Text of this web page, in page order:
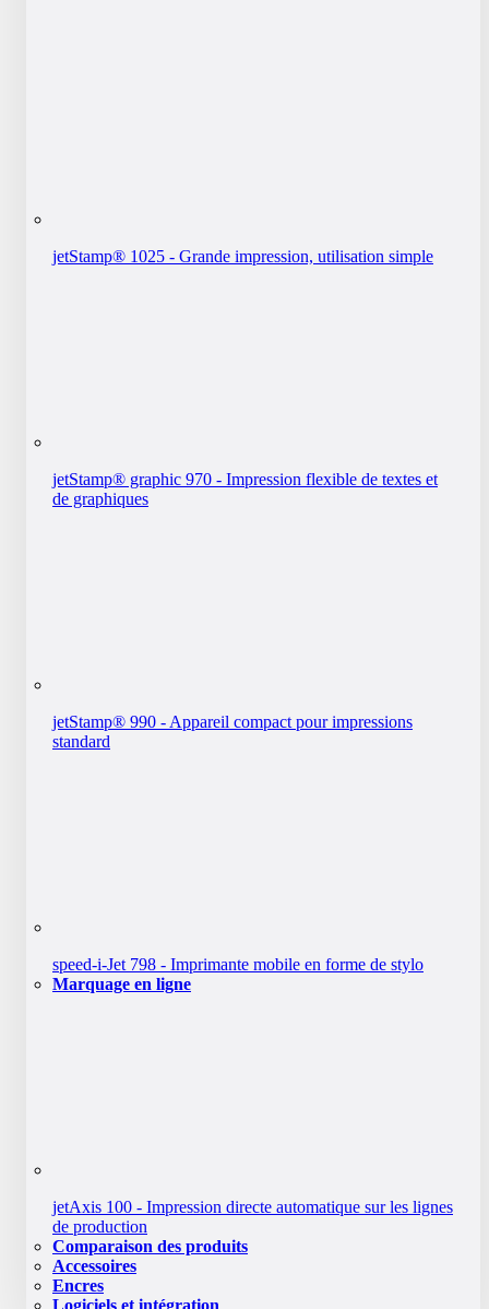
jetStamp® 1025 - Grande impression, utilisation simple
jetStamp® graphic 970 - Impression flexible de textes et
de graphiques
jetStamp® 990 - Appareil compact pour impressions
standard
speed-i-Jet 798 - Imprimante mobile en forme de stylo
Marquage en ligne
jetAxis 100 - Impression directe automatique sur les lignes
de production
Comparaison des produits
Accessoires
Encres
Logiciels et intégration